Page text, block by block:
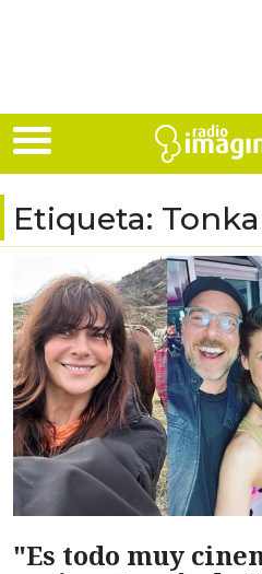
Etiqueta:
"Es todo muy